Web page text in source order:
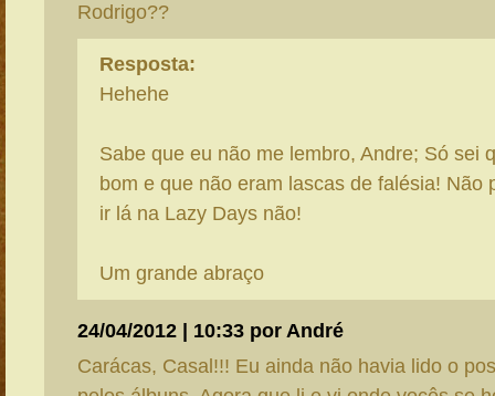
Rodrigo??
Resposta:
Hehehe
Sabe que eu não me lembro, Andre; Só sei
bom e que não eram lascas de falésia! Não
ir lá na Lazy Days não!
Um grande abraço
24/04/2012 | 10:33 por André
Carácas, Casal!!! Eu ainda não havia lido o